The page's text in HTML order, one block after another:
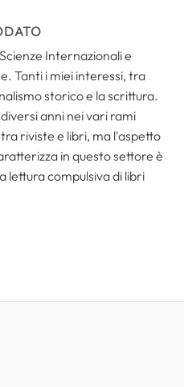
Internazionali e
Tanti i miei interessi, tra
storico e la scrittura.
anni nei vari rami
riviste e libri, ma l'aspetto
in questo settore è
lettura compulsiva di libri